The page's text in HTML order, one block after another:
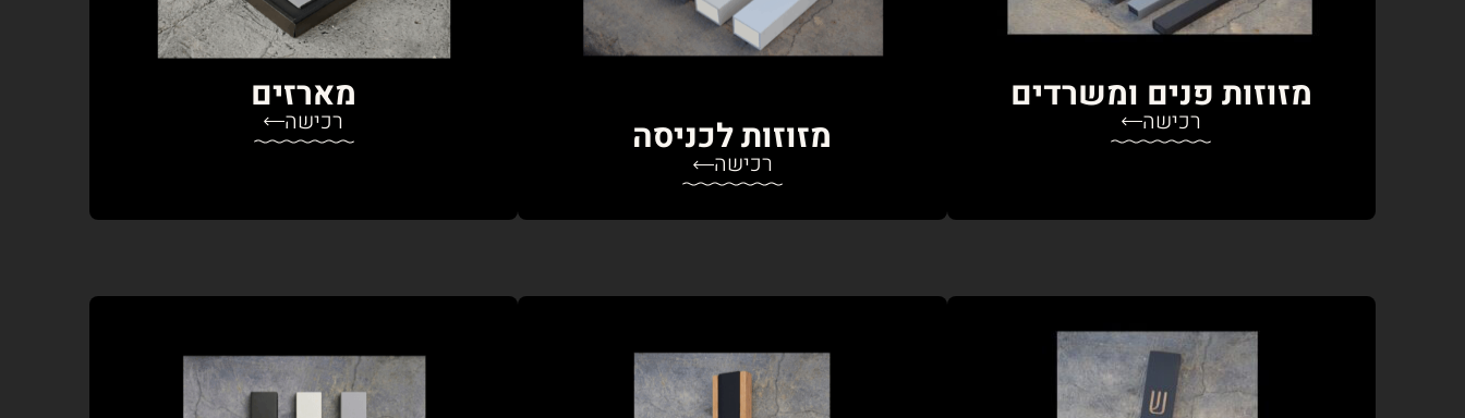
מארזים
רכישה מזוזות לכניסה
רכישה
מזוזות פנים ומשרדים
רכישה